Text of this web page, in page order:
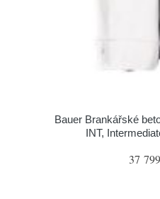
Bauer Brankářské
INT,
37